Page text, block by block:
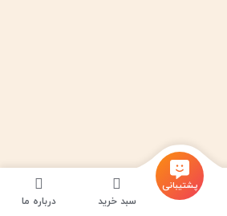
درباره ما سبد خرید
پشتیبانی